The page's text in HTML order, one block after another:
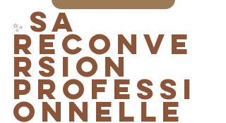
✨ Sa
reconve
rsion
professi
onnelle